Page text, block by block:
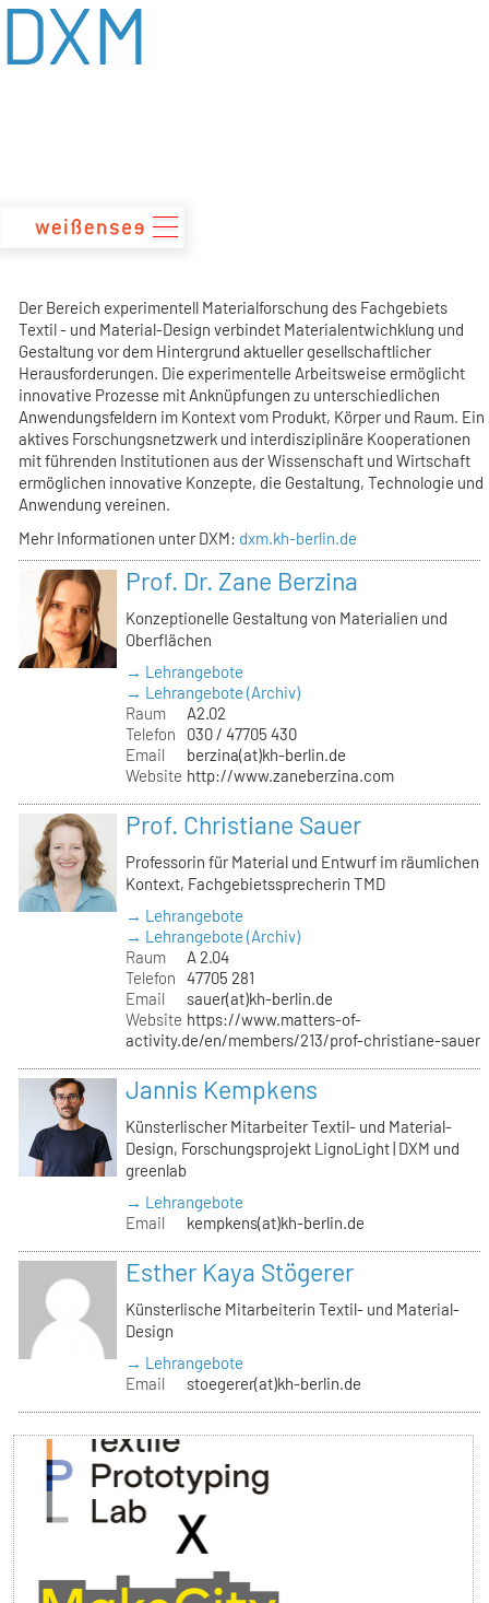
zum
DXM
Der Bereich experimentell Materialforschung des Fachgebiets
Textil - und Material-Design verbindet Materialentwichklung und
Gestaltung vor dem Hintergrund aktueller gesellschaftlicher
Herausforderungen. Die experimentelle Arbeitsweise ermöglicht
innovative Prozesse mit Anknüpfungen zu unterschiedlichen
Anwendungsfeldern im Kontext vom Produkt, Körper und Raum. Ein
aktives Forschungsnetzwerk und interdisziplinäre Kooperationen
mit führenden Institutionen aus der Wissenschaft und Wirtschaft
ermöglichen innovative Konzepte, die Gestaltung, Technologie und
Anwendung vereinen.
Mehr Informationen unter DXM: dxm.kh-berlin.de
Prof. Dr. Zane Berzina
Konzeptionelle Gestaltung von Materialien und
Oberflächen
→ Lehrangebote
→ Lehrangebote (Archiv)
Raum
A2.02
Telefon
030 / 47705 430
Email
berzina(at)kh-berlin.de
Website http://www.zaneberzina.com
Prof. Christiane Sauer
Professorin für Material und Entwurf im räumlichen
Kontext, Fachgebietssprecherin TMD
→ Lehrangebote
→ Lehrangebote (Archiv)
Raum
A 2.04
Telefon
47705 281
Email
sauer(at)kh-berlin.de
Website https://www.matters-of-
activity.de/en/members/213/prof-christiane-sauer
Jannis Kempkens
Künsterlischer Mitarbeiter Textil- und Material-
Design, Forschungsprojekt LignoLight | DXM und
greenlab
→ Lehrangebote
Email
kempkens(at)kh-berlin.de
Esther Kaya Stögerer
Künsterlische Mitarbeiterin Textil- und Material-
Design
→ Lehrangebote
Email
stoegerer(at)kh-berlin.de